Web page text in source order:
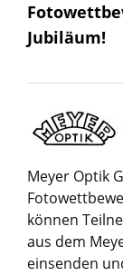
Jubiläum!
Meyer Optik
können
aus dem
einsenden